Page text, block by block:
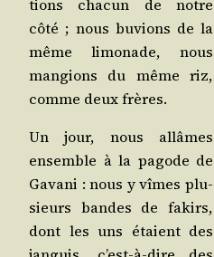
tions cha­cun de notre
côté ; nous buvions de la
même limo­nade, nous
man­gions du même riz,
comme deux frères.
Un jour, nous allâmes
ensemble à la pagode de
Gava­ni : nous y vîmes plu­
sieurs bandes de fakirs,
dont les uns étaient des